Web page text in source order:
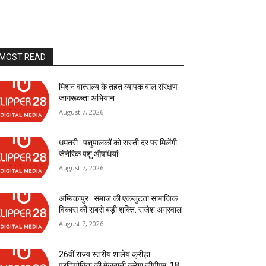
READ
मिशन वात्सल्य के तहत व्यापक बाल संरक्षण
जागरूकता अभियान
August 7, 2026
धमतरी : पशुपालकों को सस्ती दर पर मिलेंगी
जेनेरिक पशु औषधियां
August 7, 2026
अम्बिकापुर : समाज की एकजुटता सामाजिक
विकास की सबसे बड़ी शक्ति: राजेश अग्रवाल
August 7, 2026
26वीं राज्य स्तरीय शालेय क्रीड़ा